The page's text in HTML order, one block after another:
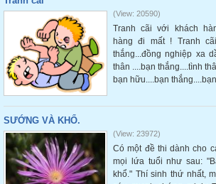
(View: 20590)
Tranh cãi với khách
hàng đi mất ! Tranh
thắng...đồng nghiệp xa
thân ....bạn thắng....tình
bạn hữu....bạn
SƯỚNG VÀ KHỔ.
(View: 23972)
Có một đề thi dành cho
mọi lứa tuổi như sau:
khổ." Thí sinh thứ nhất,